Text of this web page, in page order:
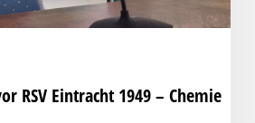
RSV Eintracht 1949 – Chemie